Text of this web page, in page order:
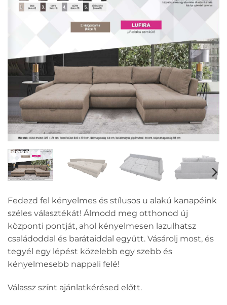
Fedezd fel kényelmes és stílusos u alakú kanapéink
széles választékát! Álmodd meg otthonod új
központi pontját, ahol kényelmesen lazulhatsz
családoddal és barátaiddal együtt. Vásárolj most, és
tegyél egy lépést közelebb egy szebb és
kényelmesebb nappali felé!
Válassz színt ajánlatkérésed előtt.